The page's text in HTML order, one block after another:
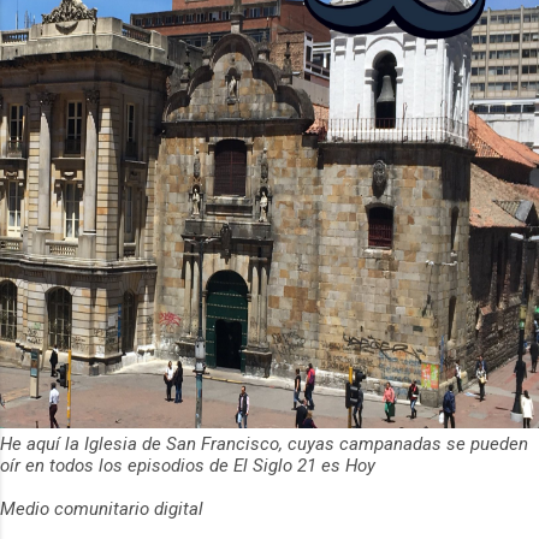
ha empeza...
He aquí la Iglesia de San Francisco, cuyas campanadas se pueden
oír en todos los episodios de El Siglo 21 es Hoy
Medio comunitario digital